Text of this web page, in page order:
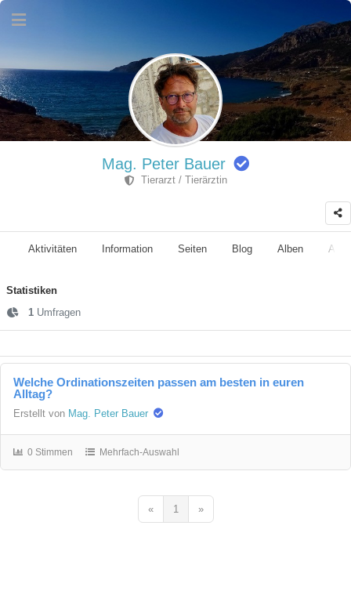
Mag. Peter Bauer
Tierarzt / Tierärztin
Aktivitäten Information Seiten Blog Alben
Statistiken
1 Umfragen
Welche Ordinationszeiten passen am besten in euren
Alltag?
Erstellt von Mag. Peter Bauer
0 Stimmen Mehrfach-Auswahl
« 1 »